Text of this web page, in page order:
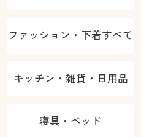
ファッション・下着すべて
キッチン・雑貨・日用品
寝具・ベッド